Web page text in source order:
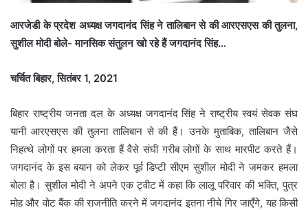
आरजेडी के प्रदेश अध्यक्ष जगदानंद सिंह ने तालिबान से की आरएसएस की तुलना,
सुशील मोदी बोले- मानसिक संतुलन खो रहे हैं जगदानंद सिंह…
चर्चित बिहार, सितंबर 1, 2021
बिहार राष्ट्रीय जनता दल के अध्यक्ष जगदानंद सिंह ने राष्ट्रीय स्वयं सेवक संघ
यानी आरएसएस की तुलना तालिबान से की हैं। उनके मुताबिक, तालिबान जैसे
निहत्थे लोगों पर हमला करता हैं वैसे संघी गरीब लोगों के साथ मारपीट करते हैं।
जगदानंद के इस बयान को लेकर पूर्व डिप्टी सीएम सुशील मोदी ने जमकर हमला
बोला है। सुशील मोदी ने अपने एक ट्वीट में कहा कि लालू परिवार की भक्ति, पुत्र
मोह और वोट बैंक की राजनीति करने में जगदानंद इतना नीचे गिर जाएँगे, यह किसी